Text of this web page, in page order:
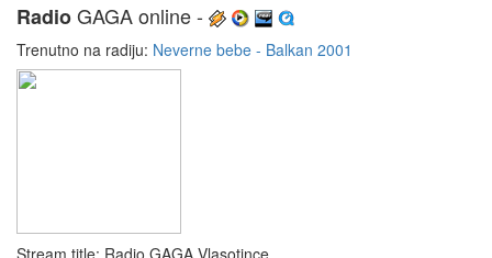
RadioGAGA online -
Trenutno na radiju: Neverne bebe - Balkan 2001